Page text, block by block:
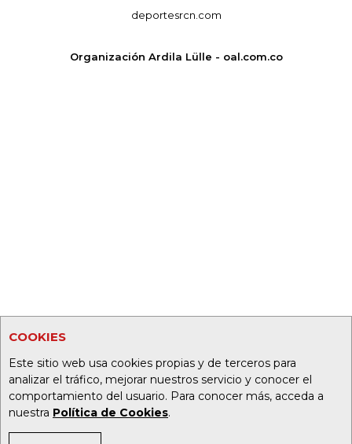
COOKIES
Este sitio web usa cookies propias y de terceros para
analizar el tráfico, mejorar nuestros servicio y conocer el
comportamiento del usuario. Para conocer más, acceda a
nuestra Política de Cookies.
deportesrcn.com
Organización Ardila Lülle - oal.com.co